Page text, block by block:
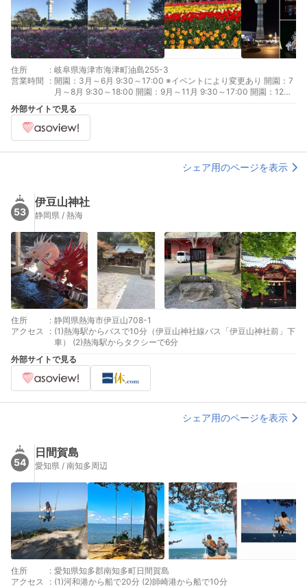
住所 : 岐阜県海津市海津町油島255-3
営業時間
: 開園：3月～6月 9:30～17:00 ※イベントにより変更あり 開園：7
月～8月 9:30～18:00 開園：9月～11月 9:30～17:00 開園：12月
～2月 9:30～16:30 ※イベントにより変更あり 休園：毎月第２月
曜日（4月・8月・12月を除く/休日の場合は直後の平日
外部サイトで見る
シェア用のページを表示
53
伊豆山神社
静岡県 / 熱海
住所 : 静岡県熱海市伊豆山708-1
アクセス
: (1)熱海駅からバスで10分（伊豆山神社線バス「伊豆山神社前」下
車） (2)熱海駅からタクシーで6分
外部サイトで見る
シェア用のページを表示
54
日間賀島
愛知県 / 南知多周辺
住所 : 愛知県知多郡南知多町日間賀島
アクセス
: (1)河和港から船で20分 (2)師崎港から船で10分